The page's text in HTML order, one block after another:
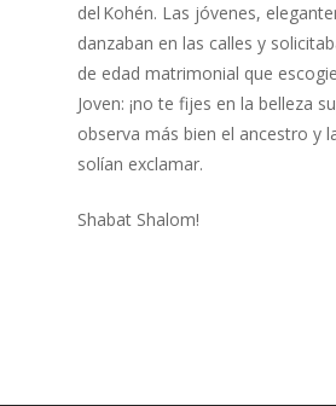
del Kohén. Las jóvenes,
danzaban en las calles y
de edad matrimonial que
Joven: ¡no te fijes en la belleza
observa más bien el ancestro y
solían exclamar.
Shabat Shalom!